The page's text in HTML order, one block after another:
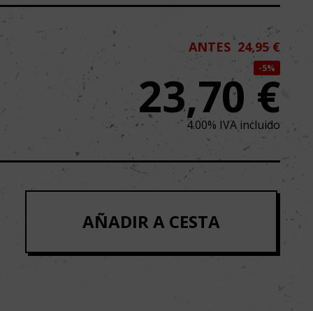
ANTES 24,95 €
5%
23,70 €
4.00% IVA incluido
AÑADIR A CESTA